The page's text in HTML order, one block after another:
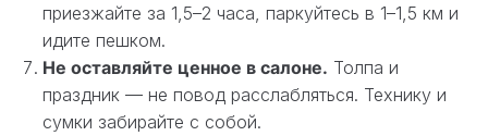
приезжайте за 1,5–2 часа, паркуйтесь в 1–1,5 км и
идите пешком.
Не оставляйте ценное в салоне. Толпа и
праздник — не повод расслабляться. Технику и
сумки забирайте с собой.